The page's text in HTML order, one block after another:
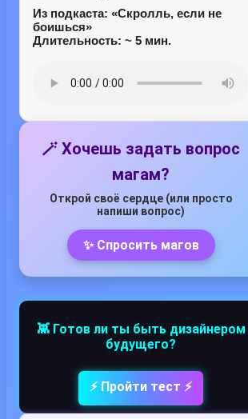
Из подкаста: «Скролль, если не
боишься»
Длительность: ~ 5 мин.
🪄 Хочешь задать вопрос
магам?
Открой своё сердце (или просто
напиши вопрос)
✨ Спросить магов
👾 Готов ли ты быть дизайнером
будущего?
⚡ Пройти тест ⚡